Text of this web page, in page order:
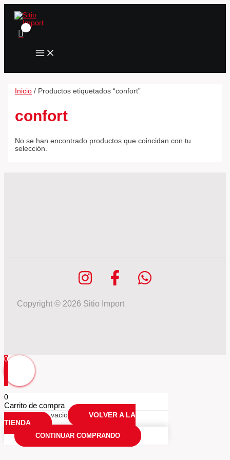
Ir
contenido
MAIN
Inicio / Productos etiquetados “confort”
confort
No se han encontrado productos que coincidan con tu
selección.
Copyright © 2026 Sitio Import
0
0
Carrito de compra
Tu carrio esta vacio
VOLVER A LA
TIENDA
CONTINUAR COMPRANDO